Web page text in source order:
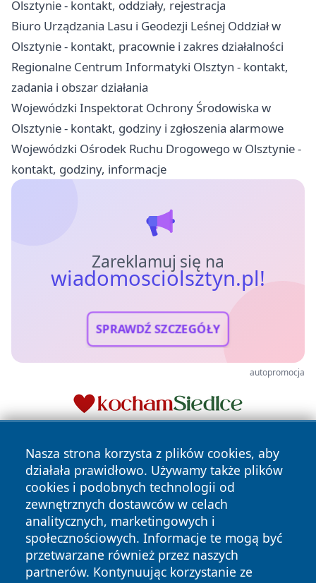
Olsztynie - kontakt, oddziały, rejestracja
Biuro Urządzania Lasu i Geodezji Leśnej Oddział w
Olsztynie - kontakt, pracownie i zakres działalności
Regionalne Centrum Informatyki Olsztyn - kontakt,
zadania i obszar działania
Wojewódzki Inspektorat Ochrony Środowiska w
Olsztynie - kontakt, godziny i zgłoszenia alarmowe
Wojewódzki Ośrodek Ruchu Drogowego w Olsztynie -
kontakt, godziny, informacje
Zareklamuj się na
wiadomosciolsztyn.pl!
SPRAWDŹ SZCZEGÓŁY
autopromocja
Nasza strona korzysta z plików cookies, aby
działała prawidłowo. Używamy także plików
cookies i podobnych technologii od
zewnętrznych dostawców w celach
analitycznych, marketingowych i
społecznościowych. Informacje te mogą być
przetwarzane również przez naszych
partnerów. Kontynuując korzystanie ze
Copyright © 2026 wiadomosciolsztyn.pl Wszystkie prawa
zastrzeżone.